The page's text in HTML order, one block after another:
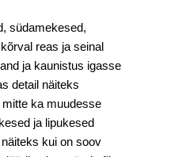
südamekesed,
reas ja seinal
ja kaunistus igasse
detail näiteks
ka muudesse
ja lipukesed
kui on soov